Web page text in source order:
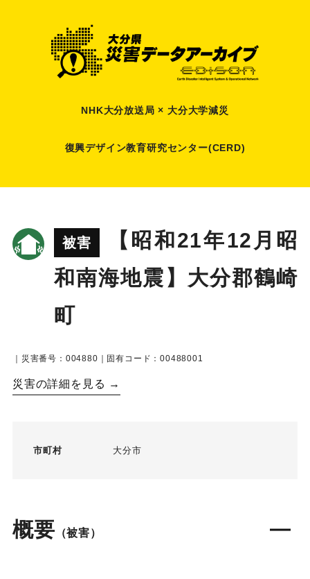
NHK大分放送局 × 大分大学減災
復興デザイン教育研究センター(CERD)
被害
【昭和21年12月昭
和南海地震】大分郡鶴崎
町
｜災害番号：004880｜固有コード：00488001
災害の詳細を見る →
市町村 大分市
概要 （被害）